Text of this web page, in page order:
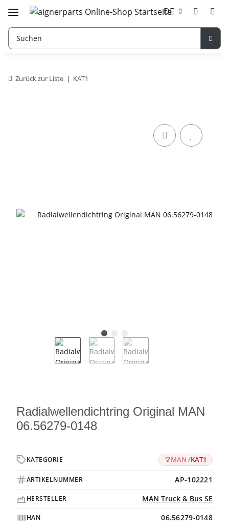
DE
Zurück zur Liste KAT1
Radialwellendichtring Original MAN
06.56279-0148
KATEGORIE MAN /KAT1
ARTIKELNUMMER AP-102221
HERSTELLER MAN Truck & Bus SE
HAN 06.56279-0148